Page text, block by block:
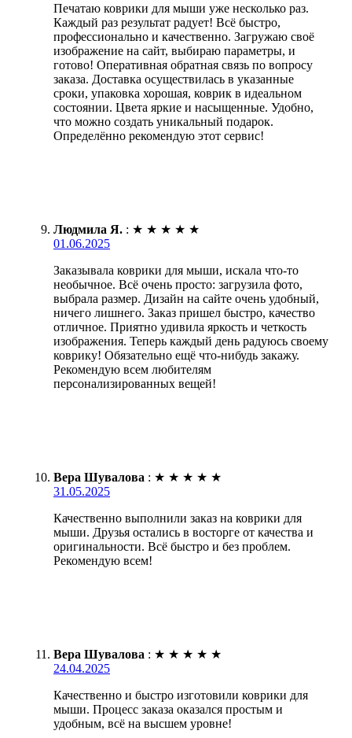
Печатаю коврики для мыши уже несколько раз.
Каждый раз результат радует! Всё быстро,
профессионально и качественно. Загружаю своё
изображение на сайт, выбираю параметры, и
готово! Оперативная обратная связь по вопросу
заказа. Доставка осуществилась в указанные
сроки, упаковка хорошая, коврик в идеальном
состоянии. Цвета яркие и насыщенные. Удобно,
что можно создать уникальный подарок.
Определённо рекомендую этот сервис!
Людмила Я. : ★ ★ ★ ★ ★
01.06.2025
Заказывала коврики для мыши, искала что-то
необычное. Всё очень просто: загрузила фото,
выбрала размер. Дизайн на сайте очень удобный,
ничего лишнего. Заказ пришел быстро, качество
отличное. Приятно удивила яркость и четкость
изображения. Теперь каждый день радуюсь своему
коврику! Обязательно ещё что-нибудь закажу.
Рекомендую всем любителям
персонализированных вещей!
Вера Шувалова : ★ ★ ★ ★ ★
31.05.2025
Качественно выполнили заказ на коврики для
мыши. Друзья остались в восторге от качества и
оригинальности. Всё быстро и без проблем.
Рекомендую всем!
Вера Шувалова : ★ ★ ★ ★ ★
24.04.2025
Качественно и быстро изготовили коврики для
мыши. Процесс заказа оказался простым и
удобным, всё на высшем уровне!